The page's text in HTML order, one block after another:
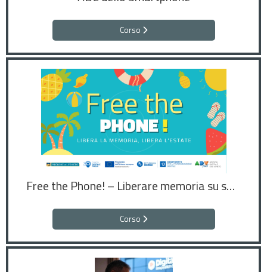
Corso
Free the Phone! – Liberare memoria su smartphone
Corso